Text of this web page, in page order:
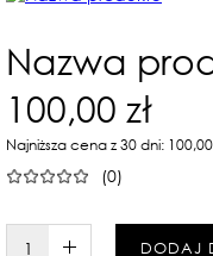
Nazwa
100,00 zł
Najniższa cena z 30 dni: 100,00
(0)
W KOSZYKU :)
DODAJ